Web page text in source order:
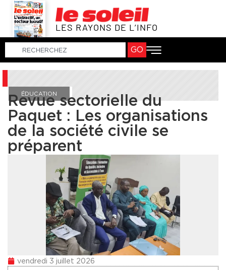
LES RAYONS DE L’INFO
GO
ÉDUCATION
Revue sectorielle du
Paquet : Les organisations
de la société civile se
préparent
vendredi 3 juillet 2026